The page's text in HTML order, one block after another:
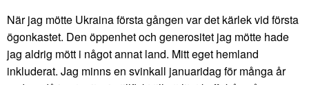
När jag mötte Ukraina första gången var det kärlek vid första
ögonkastet. Den öppenhet och generositet jag mötte hade
jag aldrig mött i något annat land. Mitt eget hemland
inkluderat. Jag minns en svinkall januaridag för många år